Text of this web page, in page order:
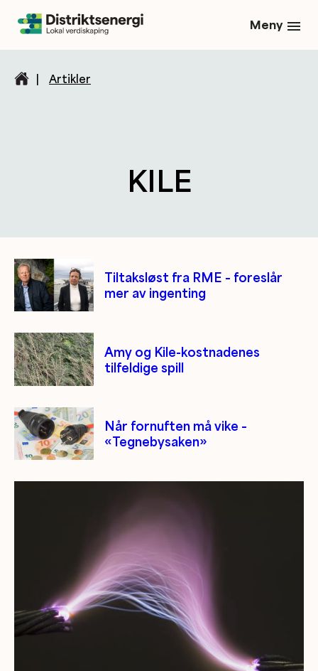
Meny
Artikler
KILE
Kategori/tag artikler
Tiltaksløst fra RME – foreslår
mer av ingenting
Amy og Kile-kostnadenes
tilfeldige spill
Når fornuften må vike –
«Tegnebysaken»